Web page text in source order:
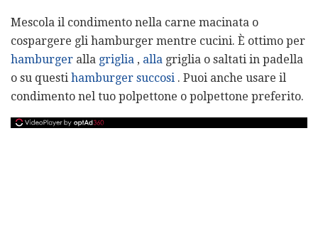
Mescola il condimento nella carne macinata o
cospargere gli hamburger mentre cucini. È ottimo per
hamburger alla griglia , alla griglia o saltati in padella
o su questi hamburger succosi . Puoi anche usare il
condimento nel tuo polpettone o polpettone preferito.